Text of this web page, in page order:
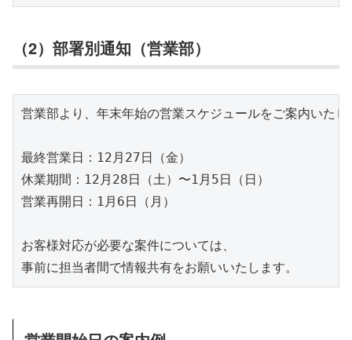
（2）部署別通知（営業部）
営業部より、年末年始の営業スケジュールをご案内いたし
最終営業日：12月27日（金）
休業期間：12月28日（土）〜1月5日（日）
営業再開日：1月6日（月）
お客様対応が必要な案件については、
事前に担当者間で情報共有をお願いいたします。